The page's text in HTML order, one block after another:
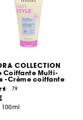
COLLECTION
Coiffante Multi-
-Crème coiffante
79
100ml